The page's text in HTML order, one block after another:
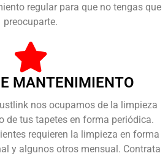
regular para que no tengas que
preocuparte.
MANTENIMIENTO
nos ocupamos de la limpieza
de tus tapetes en forma periódica.
requieren la limpieza en forma
y algunos otros mensual. Contrata